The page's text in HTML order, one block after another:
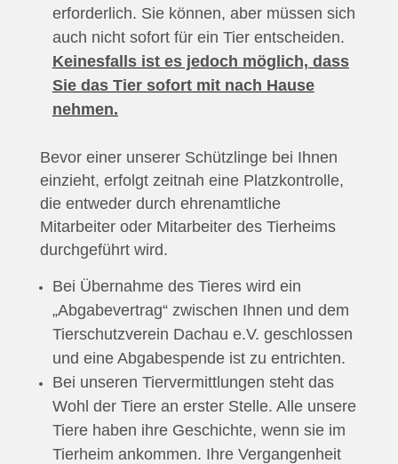
erforderlich. Sie können, aber müssen sich
auch nicht sofort für ein Tier entscheiden.
Keinesfalls ist es jedoch möglich, dass
Sie das Tier sofort mit nach Hause
nehmen.
Bevor einer unserer Schützlinge bei Ihnen
einzieht, erfolgt zeitnah eine Platzkontrolle,
die entweder durch ehrenamtliche
Mitarbeiter oder Mitarbeiter des Tierheims
durchgeführt wird.
Bei Übernahme des Tieres wird ein
„Abgabevertrag“ zwischen Ihnen und dem
Tierschutzverein Dachau e.V. geschlossen
und eine Abgabespende ist zu entrichten.
Bei unseren Tiervermittlungen steht das
Wohl der Tiere an erster Stelle. Alle unsere
Tiere haben ihre Geschichte, wenn sie im
Tierheim ankommen. Ihre Vergangenheit